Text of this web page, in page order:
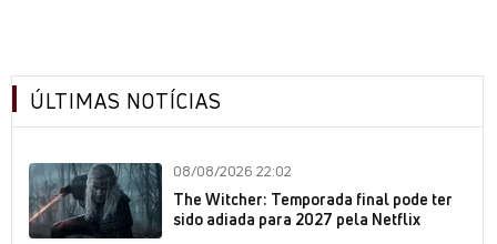
ÚLTIMAS NOTÍCIAS
08/08/2026 22:02
The Witcher: Temporada final pode ter
sido adiada para 2027 pela Netflix